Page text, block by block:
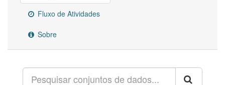
Fluxo de Atividades
Sobre